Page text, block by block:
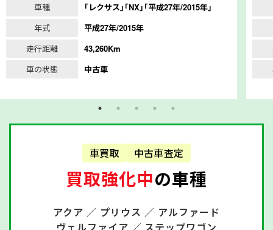
車種
｢レクサス｣｢NX｣｢平成27年/2015年｣
年式
平成27年/2015年
走行距離
43,260Km
車の状態
中古車
車買取 中古車査定
買取強化中の車種
アクア ／ プリウス ／ アルファード
ヴェルファイア ／ ステップワゴン